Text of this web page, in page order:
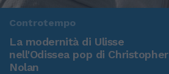
Controtempo
La modernità di Ulisse
nell'Odissea pop di Christopher
Nolan